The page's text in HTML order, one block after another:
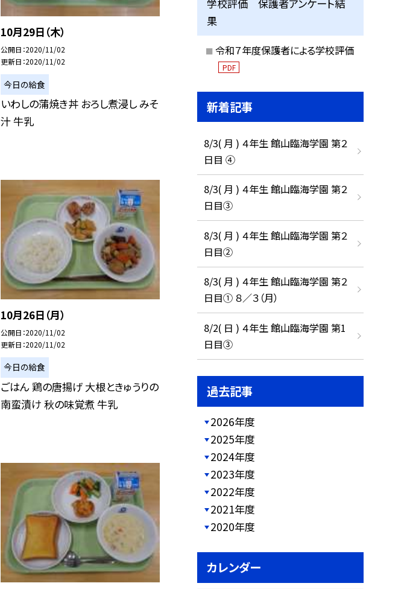
10月29日（木）
公開日 2020/11/02
更新日 2020/11/02
今日の給食
いわしの蒲焼き丼 おろし煮浸し みそ
汁 牛乳
10月26日（月）
公開日 2020/11/02
更新日 2020/11/02
今日の給食
ごはん 鶏の唐揚げ 大根ときゅうりの
南蛮漬け 秋の味覚煮 牛乳
学校評価 保護者アンケート結
果
令和７年度保護者による学校評価
PDF
新着記事
8/3( 月 ) ４年生 館山臨海学園 第２
日目 ④
8/3( 月 ) ４年生 館山臨海学園 第２
日目③
8/3( 月 ) ４年生 館山臨海学園 第２
日目②
8/3( 月 ) ４年生 館山臨海学園 第２
日目① ８／３（月）
8/2( 日 ) ４年生 館山臨海学園 第1
日目③
過去記事
2026年度
2025年度
2024年度
2023年度
2022年度
2021年度
2020年度
カレンダー